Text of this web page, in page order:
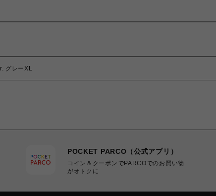
グレーXL
POCKET PARCO（公式アプリ）
コイン＆クーポンでPARCOでのお買い物
がオトクに